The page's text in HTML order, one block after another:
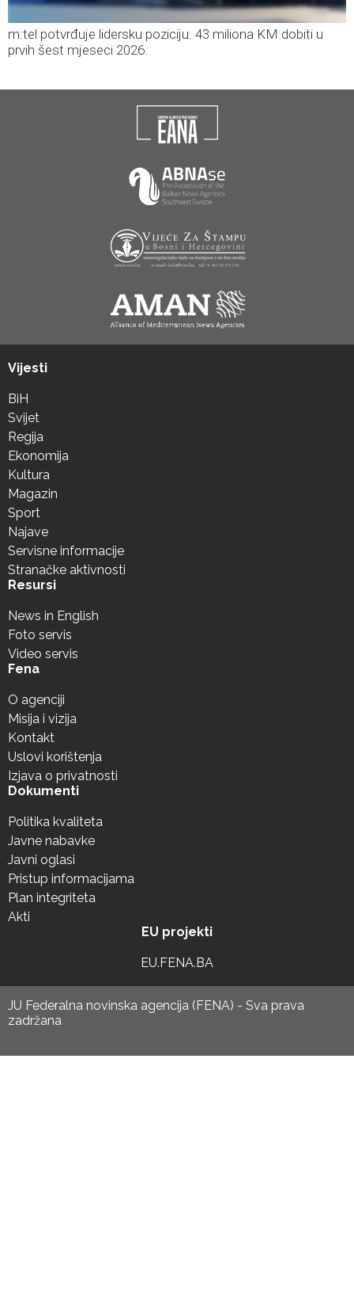
m:tel potvrđuje lidersku poziciju: 43 miliona KM dobiti u
prvih šest mjeseci 2026.
Vijesti
BiH
Svijet
Regija
Ekonomija
Kultura
Magazin
Sport
Najave
Servisne informacije
Stranačke aktivnosti
Resursi
News in English
Foto servis
Video servis
Fena
O agenciji
Misija i vizija
Kontakt
Uslovi korištenja
Izjava o privatnosti
Dokumenti
Politika kvaliteta
Javne nabavke
Javni oglasi
Pristup informacijama
Plan integriteta
Akti
EU projekti
EU.FENA.BA
JU Federalna novinska agencija (FENA) - Sva prava
zadržana